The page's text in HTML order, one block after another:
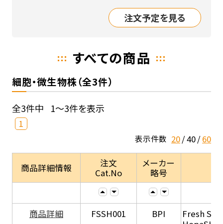
注文予定を見る
すべての商品
細胞・微生物株（全3件）
全3件中 1～3件を表示
1
表示件数 20 40 60
商品詳細情報
注文
Cat.No
メーカー
略号
商品詳細 FSSH001 BPI
Fresh